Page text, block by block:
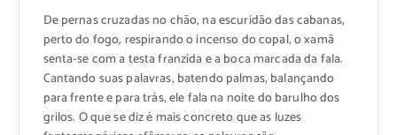
De pernas cruzadas no chão, na escuridão das cabanas,
perto do fogo, respirando o incenso do copal, o xamã
senta-se com a testa franzida e a boca marcada da fala.
Cantando suas palavras, batendo palmas, balançando
para frente e para trás, ele fala na noite do barulho dos
grilos. O que se diz é mais concreto que as luzes